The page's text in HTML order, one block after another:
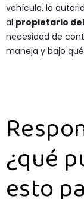
vehículo, la
al propietario
necesidad de
maneja y bajo
¿qué
esto